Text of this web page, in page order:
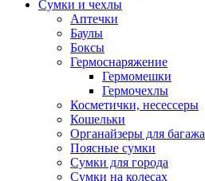
Сумки и чехлы
Аптечки
Баулы
Боксы
Гермоснаряжение
Гермомешки
Гермочехлы
Косметички, несессеры
Кошельки
Органайзеры для багажа
Поясные сумки
Сумки для города
Сумки на колесах